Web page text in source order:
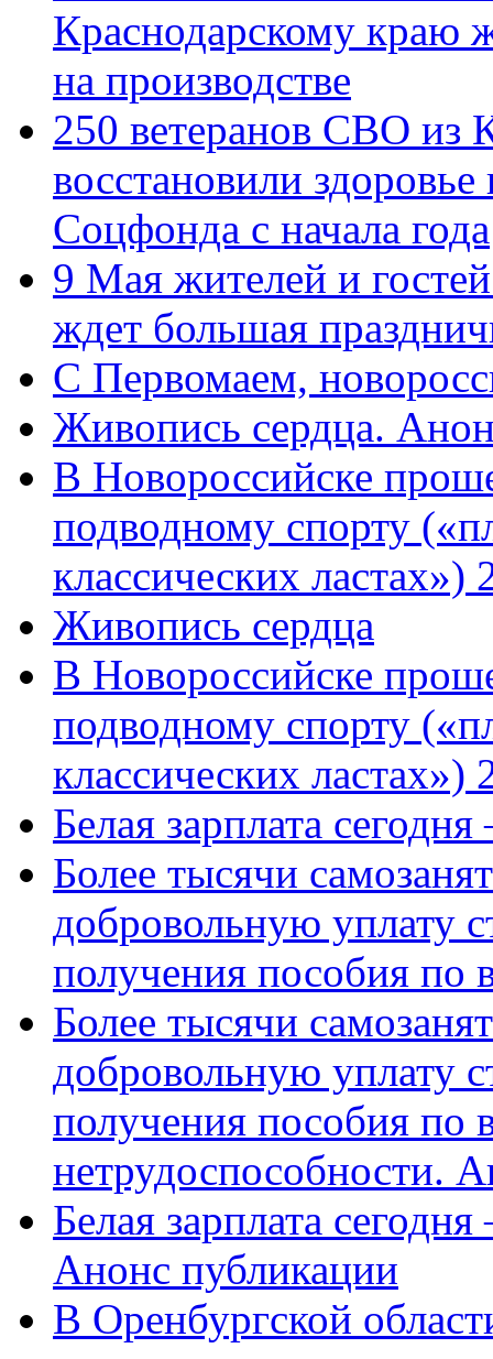
Краснодарскому краю
на производстве
250 ветеранов СВО из
восстановили
Соцфонда с начала года
9 Мая жителей и
ждет большая
C Первомаем,
Живопись сердца.
В Новороссийске
подводному спорту
классических
Живопись сердца
В Новороссийске
подводному спорту
классических ластах»)
Белая зарплата
Более тысячи
добровольную уплату
получения пособия по
Более тысячи
добровольную уплату
получения пособия по
нетрудоспособности.
Белая зарплата
Анонс публикации
В Оренбургской